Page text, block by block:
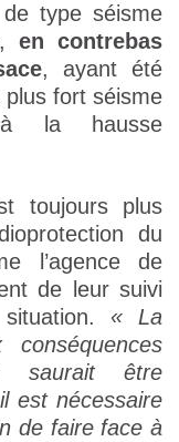
type séisme
en contrebas
, ayant été
fort séisme
la hausse
toujours plus
du
l’agence de
de leur suivi
« La
conséquences
saurait être
est nécessaire
de faire face à